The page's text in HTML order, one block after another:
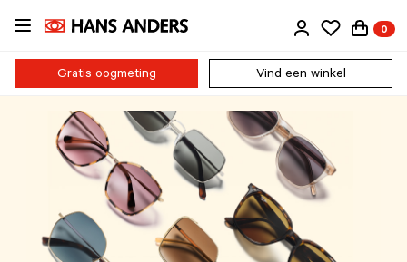
Ga
naar
inhoud
0
Gratis oogmeting Vind een winkel